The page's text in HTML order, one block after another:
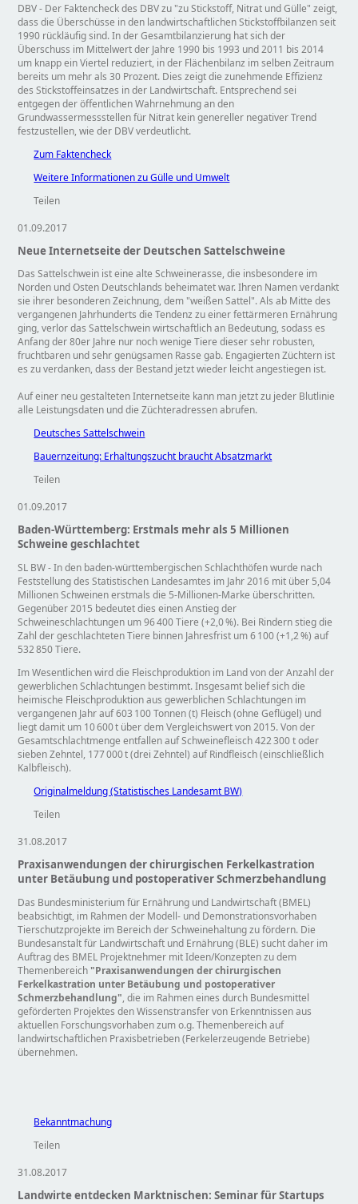
DBV - Der Faktencheck des DBV zu zu Stickstoff, Nitrat und Gülle zeigt,
dass die Überschüsse in den landwirtschaftlichen Stickstoffbilanzen seit
1990 rückläufig sind. In der Gesamtbilanzierung hat sich der
Überschuss im Mittelwert der Jahre 1990 bis 1993 und 2011 bis 2014
um knapp ein Viertel reduziert, in der Flächenbilanz im selben Zeitraum
bereits um mehr als 30 Prozent. Dies zeigt die zunehmende Effizienz
des Stickstoffeinsatzes in der Landwirtschaft. Entsprechend sei
entgegen der öffentlichen Wahrnehmung an den
Grundwassermessstellen für Nitrat kein genereller negativer Trend
festzustellen, wie der DBV verdeutlicht.
Zum Faktencheck
Weitere Informationen zu Gülle und Umwelt
Teilen
01.09.2017
Neue Internetseite der Deutschen Sattelschweine
Das Sattelschwein ist eine alte Schweinerasse, die insbesondere im
Norden und Osten Deutschlands beheimatet war. Ihren Namen verdankt
sie ihrer besonderen Zeichnung, dem weißen Sattel . Als ab Mitte des
vergangenen Jahrhunderts die Tendenz zu einer fettärmeren Ernährung
ging, verlor das Sattelschwein wirtschaftlich an Bedeutung, sodass es
Anfang der 80er Jahre nur noch wenige Tiere dieser sehr robusten,
fruchtbaren und sehr genügsamen Rasse gab. Engagierten Züchtern ist
es zu verdanken, dass der Bestand jetzt wieder leicht angestiegen ist.
Auf einer neu gestalteten Internetseite kann man jetzt zu jeder Blutlinie
alle Leistungsdaten und die Züchteradressen abrufen.
Deutsches Sattelschwein
Bauernzeitung: Erhaltungszucht braucht Absatzmarkt
Teilen
01.09.2017
Baden‑Württemberg: Erstmals mehr als 5 Millionen
Schweine geschlachtet
SL BW - In den baden‑württembergischen Schlachthöfen wurde nach
Feststellung des Statistischen Landesamtes im Jahr 2016 mit über 5,04
Millionen Schweinen erstmals die 5-Millionen-Marke überschritten.
Gegenüber 2015 bedeutet dies einen Anstieg der
Schweineschlachtungen um 96 400 Tiere (+2,0 %). Bei Rindern stieg die
Zahl der geschlachteten Tiere binnen Jahresfrist um 6 100 (+1,2 %) auf
532 850 Tiere.
Im Wesentlichen wird die Fleischproduktion im Land von der Anzahl der
gewerblichen Schlachtungen bestimmt. Insgesamt belief sich die
heimische Fleischproduktion aus gewerblichen Schlachtungen im
vergangenen Jahr auf 603 100 Tonnen (t) Fleisch (ohne Geflügel) und
liegt damit um 10 600 t über dem Vergleichswert von 2015. Von der
Gesamtschlachtmenge entfallen auf Schweinefleisch 422 300 t oder
sieben Zehntel, 177 000 t (drei Zehntel) auf Rindfleisch (einschließlich
Kalbfleisch).
Originalmeldung (Statistisches Landesamt BW)
Teilen
31.08.2017
Praxisanwendungen der chirurgischen Ferkelkastration
unter Betäubung und postoperativer Schmerzbehandlung
Das Bundesministerium für Ernährung und Landwirtschaft (BMEL)
beabsichtigt, im Rahmen der Modell- und Demonstrationsvorhaben
Tierschutzprojekte im Bereich der Schweinehaltung zu fördern. Die
Bundesanstalt für Landwirtschaft und Ernährung (BLE) sucht daher im
Auftrag des BMEL Projektnehmer mit Ideen/Konzepten zu dem
Themenbereich Praxisanwendungen der chirurgischen
Ferkelkastration unter Betäubung und postoperativer
Schmerzbehandlung , die im Rahmen eines durch Bundesmittel
geförderten Projektes den Wissenstransfer von Erkenntnissen aus
aktuellen Forschungsvorhaben zum o.g. Themenbereich auf
landwirtschaftlichen Praxisbetrieben (Ferkelerzeugende Betriebe)
übernehmen.
Bekanntmachung
Teilen
31.08.2017
Landwirte entdecken Marktnischen: Seminar für Startups